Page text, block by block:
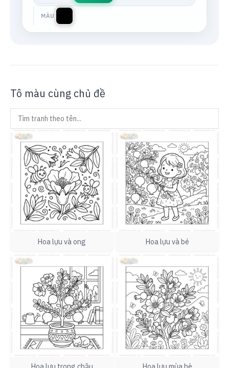
MÀU
Tô màu cùng chủ đề
Hoa lựu và ong Hoa lựu và bé